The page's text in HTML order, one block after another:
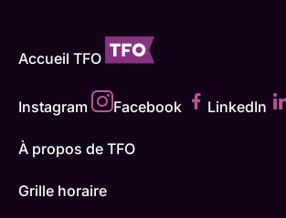
Accueil TFO
Instagram Facebook LinkedIn
À propos de TFO
Grille horaire